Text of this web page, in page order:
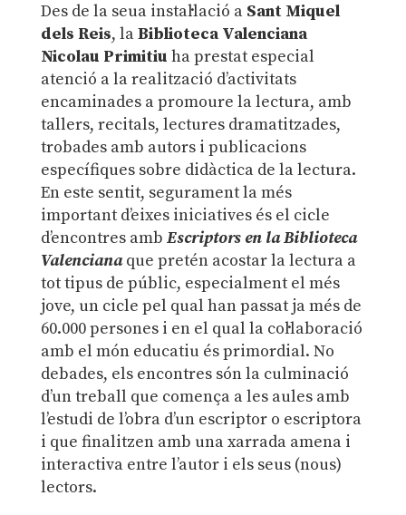
Des de la seua instal·lació a Sant Miquel
dels Reis, laBiblioteca Valenciana
Nicolau Primitiu ha prestat especial
atenció a la realització d’activitats
encaminades a promoure la lectura, amb
tallers, recitals, lectures dramatitzades,
trobades amb autors i publicacions
específiques sobre didàctica de la lectura.
En este sentit, segurament la més
important d’eixes iniciatives és el cicle
d’encontres amb Escriptors en la Biblioteca
Valenciana que pretén acostar la lectura a
tot tipus de públic, especialment el més
jove, un cicle pel qual han passat ja més de
60.000 persones i en el qual la col·laboració
amb el món educatiu és primordial. No
debades, els encontres són la culminació
d’un treball que comença a les aules amb
l’estudi de l’obra d’un escriptor o escriptora
i que finalitzen amb una xarrada amena i
interactiva entre l’autor i els seus (nous)
lectors.